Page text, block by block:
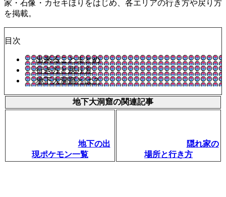
家・石像・カセキほりをはじめ、各エリアの行き方や戻り方
を掲載。
目次
出来ることまとめ
行き方と戻り方
地下大洞窟とは？
地下大洞窟の関連記事
地下の出
現ポケモン一覧
隠れ家の
場所と行き方